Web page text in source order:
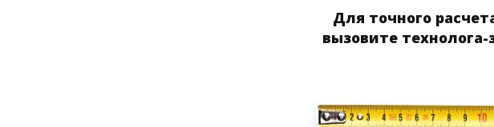
Для точного
вызовите